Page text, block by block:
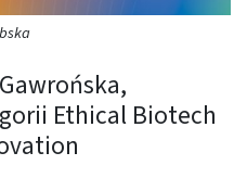
Ethical Biotech